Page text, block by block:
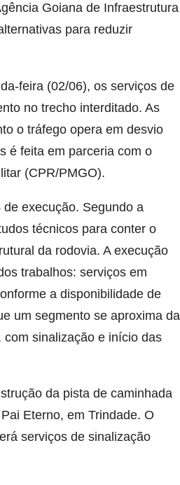
Goiana de Infraestrutura
para reduzir
feira (02/06), os serviços de
no trecho interditado. As
o tráfego opera em desvio
é feita em parceria com o
(CPR/PMGO).
execução. Segundo a
técnicos para conter o
da rodovia. A execução
trabalhos: serviços em
a disponibilidade de
um segmento se aproxima da
sinalização e início das
da pista de caminhada
Eterno, em Trindade. O
serviços de sinalização